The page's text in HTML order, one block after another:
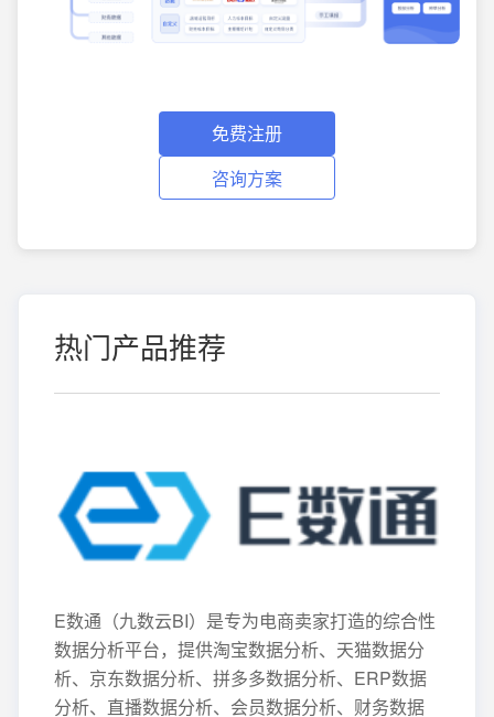
免费注册
咨询方案
热门产品推荐
E数通（九数云BI）是专为电商卖家打造的综合性
数据分析平台，提供淘宝数据分析、天猫数据分
析、京东数据分析、拼多多数据分析、ERP数据
分析、直播数据分析、会员数据分析、财务数据